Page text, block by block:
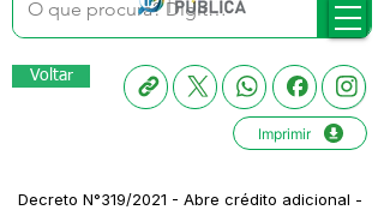
Voltar
Imprimir
Decreto N°319/2021 - Abre crédito adicional -